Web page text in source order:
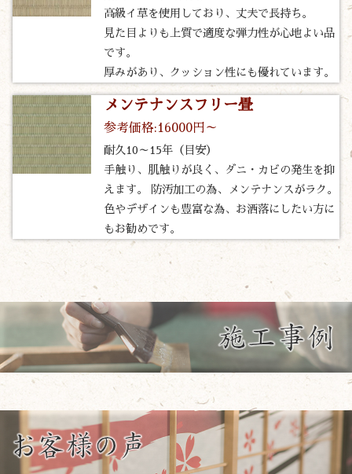
高級イ草を使用しており、丈夫で長持ち。
見た目よりも上質で適度な弾力性が心地よい品
です。
厚みがあり、クッション性にも優れています。
メンテナンスフリー畳
参考価格:16000円～
耐久10～15年（目安）
手触り、肌触りが良く、ダニ・カビの発生を抑
えます。 防汚加工の為、メンテナンスがラク。
色やデザインも豊富な為、お洒落にしたい方に
もお勧めです。